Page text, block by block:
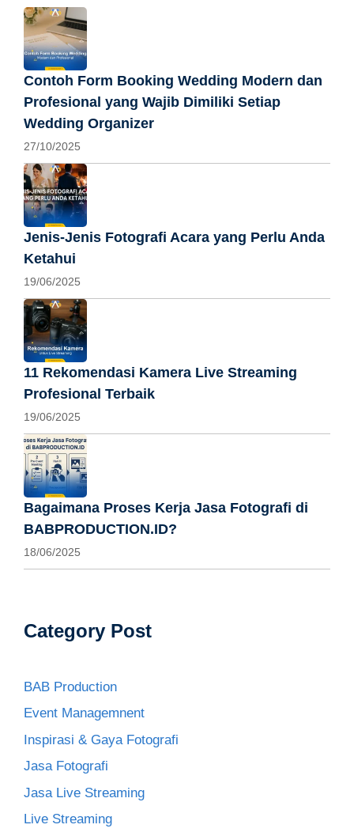
Contoh Form Booking Wedding Modern dan
Profesional yang Wajib Dimiliki Setiap
Wedding Organizer
27/10/2025
Jenis-Jenis Fotografi Acara yang Perlu Anda
Ketahui
19/06/2025
11 Rekomendasi Kamera Live Streaming
Profesional Terbaik
19/06/2025
Bagaimana Proses Kerja Jasa Fotografi di
BABPRODUCTION.ID?
18/06/2025
Category Post
BAB Production
Event Managemnent
Inspirasi & Gaya Fotografi
Jasa Fotografi
Jasa Live Streaming
Live Streaming